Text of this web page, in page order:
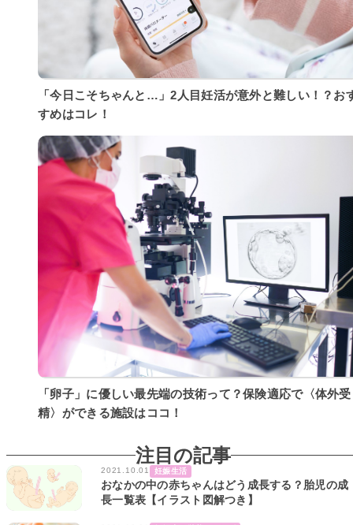
「今日こそちゃんと…」2人目妊活が意外と難しい！？お
すめはコレ！
「卵子」に優しい最先端の技術って？保険適応で〈体外受
精〉ができる施設はココ！
注目の記事
2021.10.01 妊娠生活
おなかの中の赤ちゃんはどう成長する？胎児の成
長一覧表【イラスト図解つき】